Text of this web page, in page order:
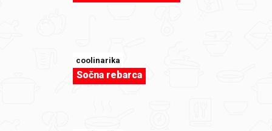
coolinarika
Sočna rebarca